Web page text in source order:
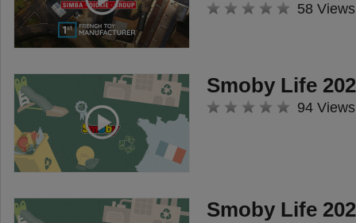
58 Views
Smoby Life
94 Views
Smoby Life